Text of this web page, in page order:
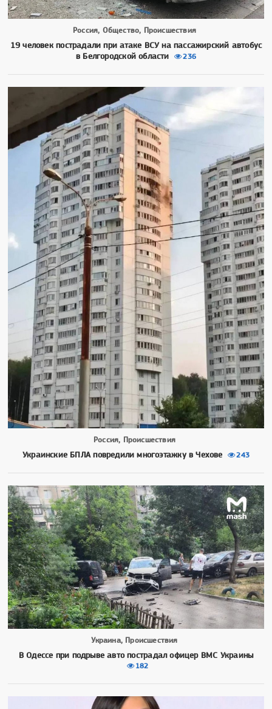
Россия, Общество, Происшествия
19 человек пострадали при атаке ВСУ на пассажирский автобус
в Белгородской области
236
Россия, Происшествия
Украинские БПЛА повредили многоэтажку в Чехове 243
Украина, Происшествия
В Одессе при подрыве авто пострадал офицер ВМС Украины
182